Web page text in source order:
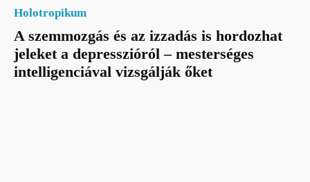
Holotropikum
A szemmozgás és az izzadás is hordozhat
jeleket a depresszióról – mesterséges
intelligenciával vizsgálják őket